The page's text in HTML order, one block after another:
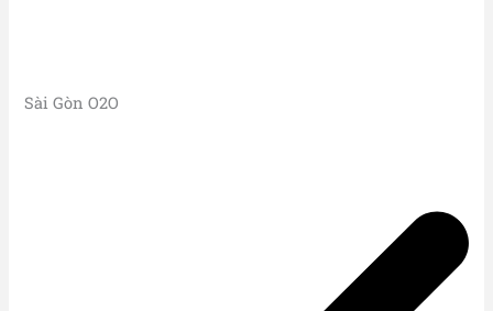
Sài Gòn O2O